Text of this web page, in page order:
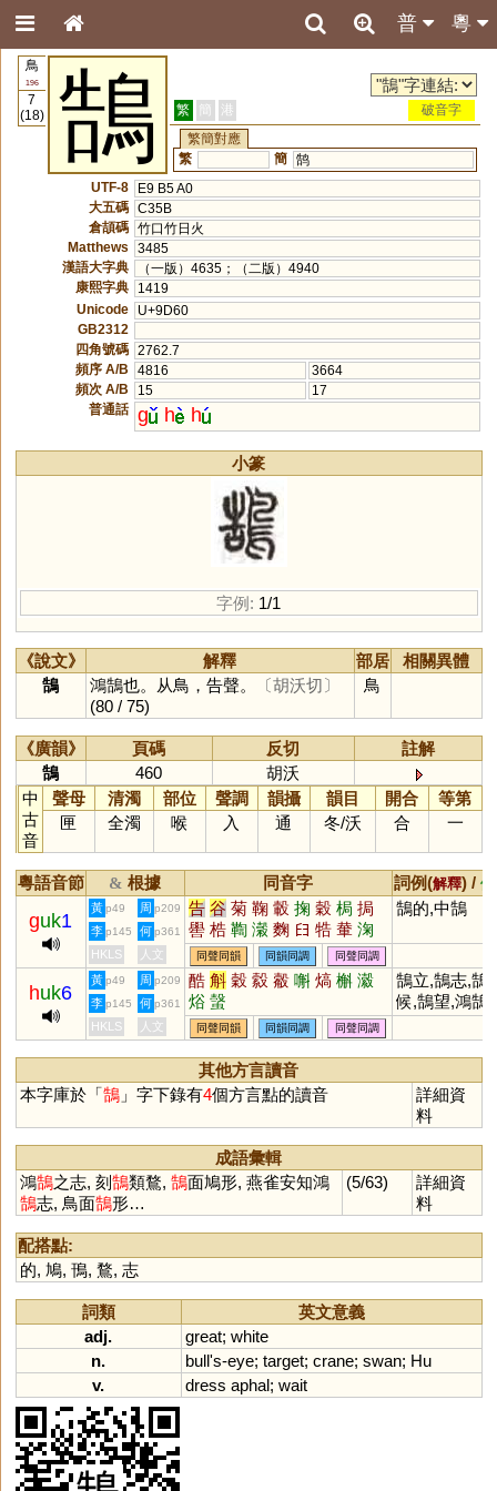
粵
普
鳥
196
7
(18)
鵠 繁 簡 港
破音字
繁簡對應
繁
簡 鹄
UTF-8
E9 B5 A0
大五碼 C35B
倉頡碼 竹口竹日火
Matthews
3485
漢語大字典
（一版）4635；（二版）4940
康熙字典
1419
Unicode
U+9D60
GB2312
四角號碼 2762.7
頻序 A/B
4816
3664
頻次 A/B
15
17
普通話 g h h
小篆
字例: 1/1
《說文》 解釋 部居
相關異體
鵠
鴻鵠也。从鳥，告聲。
〔胡沃切〕
(80 / 75)
鳥
《廣韻》 頁碼 反切
註解
鵠
460
胡沃
中
古
音
聲母 清濁 部位 聲調 韻攝 韻目 開合
等第
匣
全濁 喉 入 通 冬/沃 合 一
粵語音節 & 根據 同音字 詞例(解釋) /
guk1
黃 p49 周 p209 告 谷 菊 鞠 轂 掬 穀 梮 挶
嚳 梏 鞫 瀔 麴 𦥑 牿 輂 淗
蘜 驧 駶 陱 濲 鋊 踘 椈 軗
唃 匊 祰 蓔 蓻 趜 榖 閰 鵴
鵠的,中鵠
李 p145 何 p361
HKLS 人文 同聲同韻 同韻同調 同聲同調
huk6
黃 p49 周 p209 酷 斛 穀 縠 觳 嘝 熇 槲 瀫
焀 螜
鵠立,鵠志,鵠
候,鵠望,鴻鵠,
鵠面鳥形
李 p145 何 p361
HKLS 人文 同聲同韻 同韻同調 同聲同調
其他方言讀音
本字庫於「鵠」字下錄有4個方言點的讀音
詳細資
料
成語彙輯
鴻鵠之志, 刻鵠類鶩, 鵠面鳩形, 燕雀安知鴻
鵠志, 鳥面鵠形…
(5/63)
詳細資
料
配搭點:
的, 鳩, 鳱, 鶩, 志
詞類
英文意義
adj.
great; white
n.
bull's-eye; target; crane; swan; Hu
v.
dress aphal; wait